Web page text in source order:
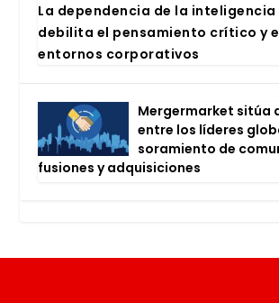
La depen­den­cia de la
debi­li­ta el pen­sa­mien­to crí­ti­co y
entor­nos cor­po­ra­ti­vos
Mer­ger­mar­ket sitúa a
entre los líde­res
so­ra­mien­to de
fusio­nes y adqui­si­cio­nes